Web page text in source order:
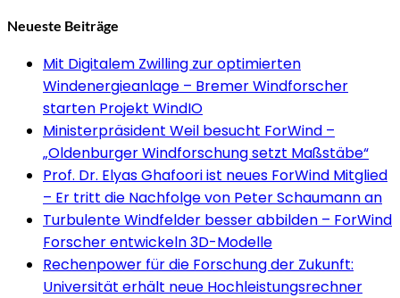
Neueste Beiträge
Mit Digitalem Zwilling zur optimierten
Windenergieanlage – Bremer Windforscher
starten Projekt WindIO
Ministerpräsident Weil besucht ForWind –
„Oldenburger Windforschung setzt Maßstäbe“
Prof. Dr. Elyas Ghafoori ist neues ForWind Mitglied
– Er tritt die Nachfolge von Peter Schaumann an
Turbulente Windfelder besser abbilden – ForWind
Forscher entwickeln 3D-Modelle
Rechenpower für die Forschung der Zukunft:
Universität erhält neue Hochleistungsrechner